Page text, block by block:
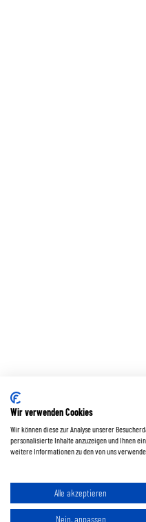
Wir verwenden Cookies
Wir können diese zur Analyse unserer
personalisierte Inhalte anzuzeigen und Ihnen
weitere Informationen zu den von uns
Alle akzeptieren
Nein, anpassen